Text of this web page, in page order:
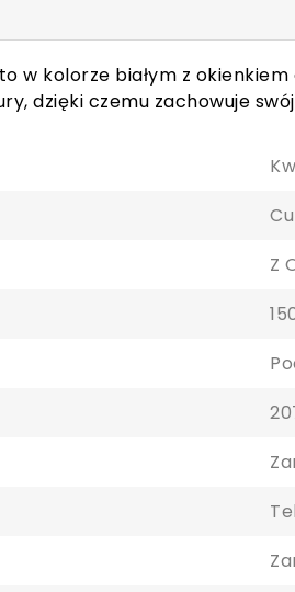
w kolorze białym z
dzięki czemu zachowuje
Z
Aby zapisać produkty na liście